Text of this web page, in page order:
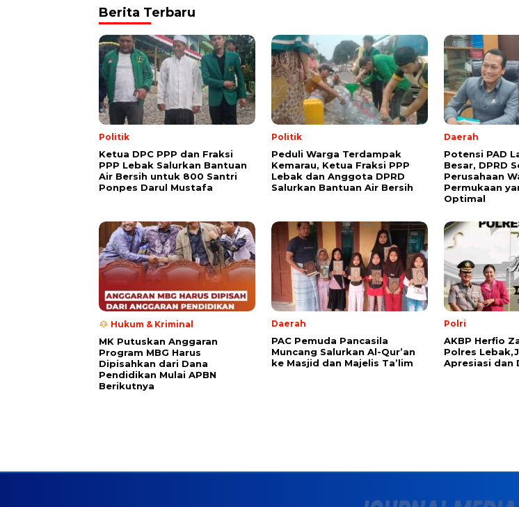
Berita Terbaru
Politik
Ketua DPC PPP dan Fraksi
PPP Lebak Salurkan Bantuan
Air Bersih untuk 800 Santri
Ponpes Darul Mustafa
Politik
Peduli Warga Terdampak
Kemarau, Ketua Fraksi PPP
Lebak dan Anggota DPRD
Salurkan Bantuan Air Bersih
Daerah
Potensi PAD
Besar, DPRD
Perusahaan
Permukaan
Optimal
Hukum & Kriminal
MK Putuskan Anggaran
Program MBG Harus
Dipisahkan dari Dana
Pendidikan Mulai APBN
Berikutnya
Daerah
PAC Pemuda Pancasila
Muncang Salurkan Al-Qur’an
ke Masjid dan Majelis Ta’lim
Polri
AKBP Herfio
Polres
Apresiasi dan